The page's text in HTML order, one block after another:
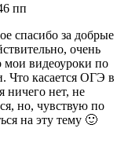
пп
спасибо за добрые
очень
мои видеоуроки по
Что касается ОГЭ в
ничего нет, не
но, чувствую по
на эту тему 🙂